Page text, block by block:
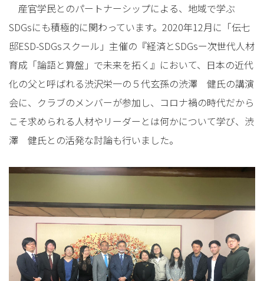
産官学民とのパートナーシップによる、地域で学ぶ
SDGsにも積極的に関わっています。2020年12月に「伝七
邸ESD-SDGsスクール」主催の『経済とSDGsー次世代人材
育成「論語と算盤」で未来を拓く』において、日本の近代
化の父と呼ばれる渋沢栄一の５代玄孫の渋澤 健氏の講演
会に、クラブのメンバーが参加し、コロナ禍の時代だから
こそ求められる人材やリーダーとは何かについて学び、渋
澤 健氏との活発な討論も行いました。